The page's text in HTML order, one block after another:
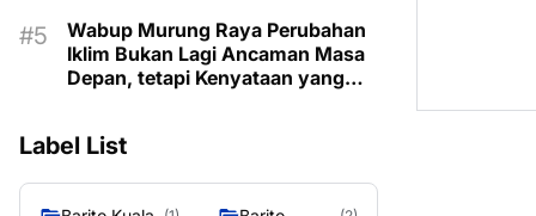
Wabup Murung Raya Perubahan
Iklim Bukan Lagi Ancaman Masa
Depan, tetapi Kenyataan yang
Label List